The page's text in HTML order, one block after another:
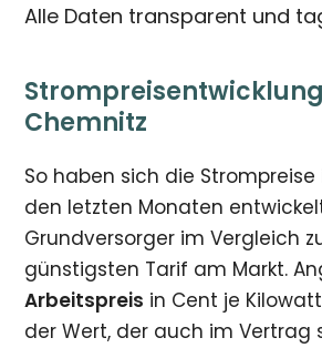
Alle Daten transparent und
Chemnitz
So haben sich die
den letzten Monaten
Grundversorger im Vergleich
günstigsten Tarif am Markt.
Arbeitspreis in Cent je
der Wert, der auch im Vertrag